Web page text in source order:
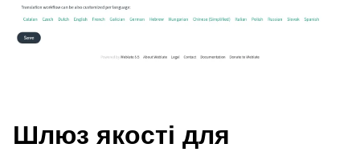
Шлюз якості для